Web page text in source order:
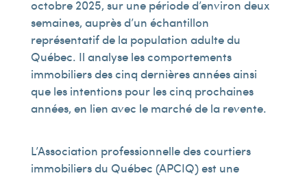
octobre 2025, sur une période d’environ deux
semaines, auprès d’un échantillon
représentatif de la population adulte du
Québec. Il analyse les comportements
immobiliers des cinq dernières années ainsi
que les intentions pour les cinq prochaines
années, en lien avec le marché de la revente.
L’Association professionnelle des courtiers
immobiliers du Québec (APCIQ) est une